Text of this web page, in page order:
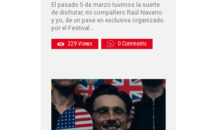
El pasado 5 de marzo tuvimos la suerte
de disfrutar, mi compañero Raúl Navarro
y yo, de un pase en exclusiva organizado
por el Festival…
229 Views 0 Comments